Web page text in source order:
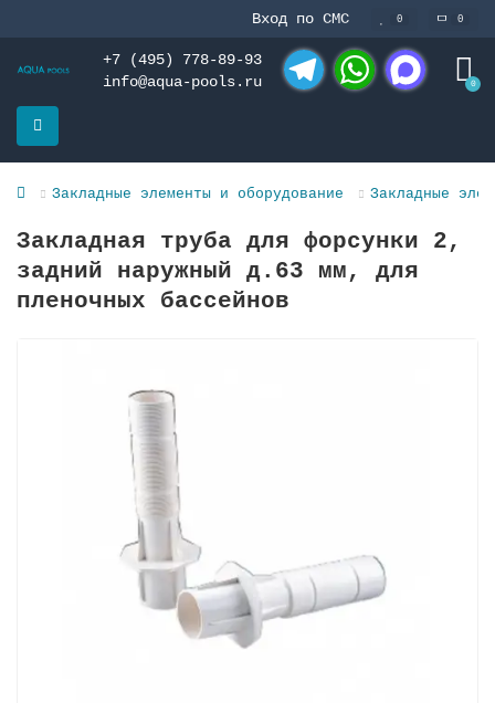
Вход по СМС 0 0
+7 (495) 778-89-93
info@aqua-pools.ru
0
Закладные элементы и оборудование Закладные
Закладная труба для форсунки 2,
задний наружный д.63 мм, для
пленочных бассейнов